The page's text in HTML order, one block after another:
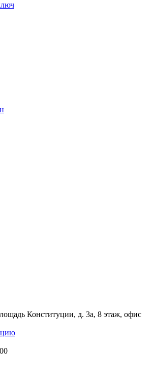
Конституции, д. 3а, 8 этаж, офис